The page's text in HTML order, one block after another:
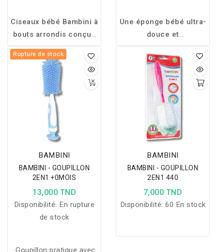
Ciseaux bébé Bambini à
bouts arrondis conçus
pour couper les ongles
en toute sécurité, avec
base de rangement
hygiénique et utilisation
confortable dès le
premier mois.
Une éponge bébé ultra-
douce et
hypoallergénique,
conçue pour nettoyer
délicatement la peau
fragile des nourrissons
tout en offrant une
absorption optimale et
une utilisation facile.
Rupture de stock
BAMBINI
BAMBINI - GOUPILLON
2EN1 +0MOIS
13,000 TND
Disponibilité: En rupture
de stock
BAMBINI
BAMBINI - GOUPILLON
2EN1 440
7,000 TND
Disponibilité: 60 En stock